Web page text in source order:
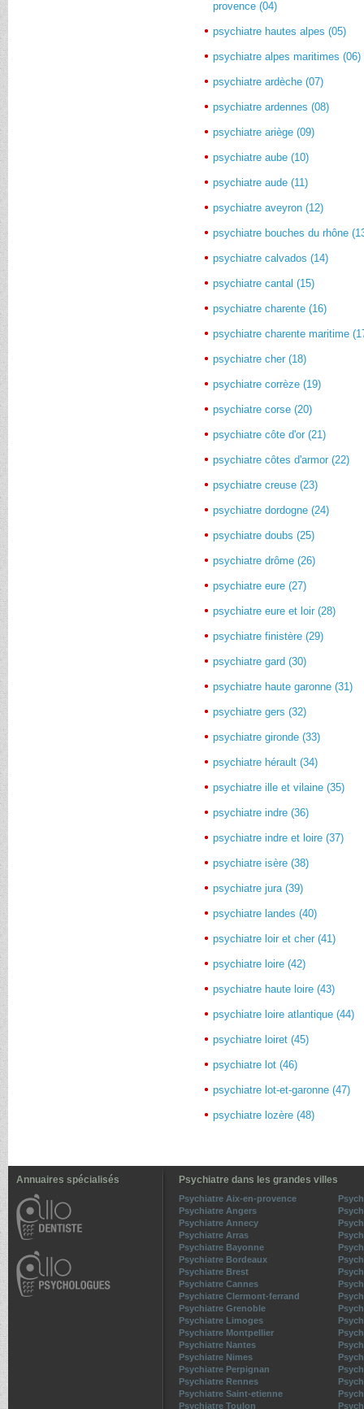
provence (04)
psychiatre hautes alpes (05)
psychiatre alpes maritimes (06)
psychiatre ardèche (07)
psychiatre ardennes (08)
psychiatre ariège (09)
psychiatre aube (10)
psychiatre aude (11)
psychiatre aveyron (12)
psychiatre bouches du rhône
psychiatre calvados (14)
psychiatre cantal (15)
psychiatre charente (16)
psychiatre charente maritime
psychiatre cher (18)
psychiatre corrèze (19)
psychiatre corse (20)
psychiatre côte d'or (21)
psychiatre côtes d'armor (22)
psychiatre creuse (23)
psychiatre dordogne (24)
psychiatre doubs (25)
psychiatre drôme (26)
psychiatre eure (27)
psychiatre eure et loir (28)
psychiatre finistère (29)
psychiatre gard (30)
psychiatre haute garonne (31)
psychiatre gers (32)
psychiatre gironde (33)
psychiatre hérault (34)
psychiatre ille et vilaine (35)
psychiatre indre (36)
psychiatre indre et loire (37)
psychiatre isère (38)
psychiatre jura (39)
psychiatre landes (40)
psychiatre loir et cher (41)
psychiatre loire (42)
psychiatre haute loire (43)
psychiatre loire atlantique (44)
psychiatre loiret (45)
psychiatre lot (46)
psychiatre lot-et-garonne (47)
psychiatre lozère (48)
Annuaires spécialisés Psychiatre dans les grandes villes
Psychiatre Aix-en-provence
Psychiatre Angers
Psychiatre Annecy
Psychiatre Arras
Psychiatre Bayonne
Psychiatre Bordeaux
Psychiatre Brest
Psychiatre Cannes
Psychiatre Clermont-ferrand
Psychiatre Grenoble
Psychiatre Limoges
Psychiatre Montpellier
Psychiatre Nantes
Psychiatre Nimes
Psychiatre Perpignan
Psychiatre Rennes
Psychiatre Saint-etienne
Psychiatre Toulon